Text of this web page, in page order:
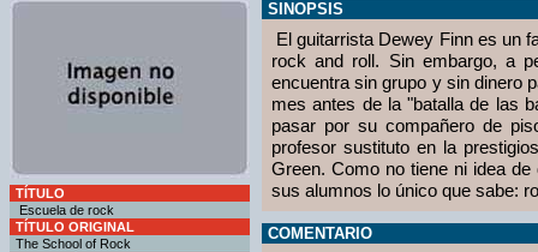
TÍTULO
Escuela de rock
TÍTULO ORIGINAL
The School of Rock
SINOPSIS
El guitarrista Dewey Finn es un
rock and roll. Sin embargo, a
encuentra sin grupo y sin dinero
mes antes de la "batalla de las
pasar por su compañero de
profesor sustituto en la
Green. Como no tiene ni idea
sus alumnos lo único que sabe:
COMENTARIO